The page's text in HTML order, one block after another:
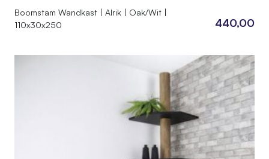
Boomstam Wandkast | Alrik | Oak/Wit |
110x30x250
440,00